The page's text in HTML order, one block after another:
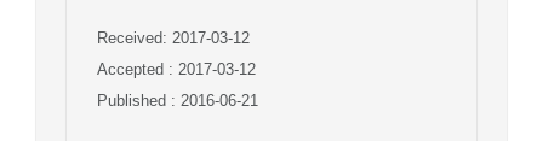
Received: 2017-03-12
Accepted : 2017-03-12
Published : 2016-06-21